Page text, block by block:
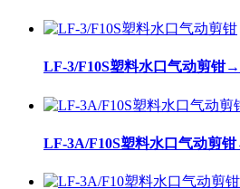
LF-3/F10S塑料水口气动剪钳→
LF-3A/F10S塑料水口气动剪钳